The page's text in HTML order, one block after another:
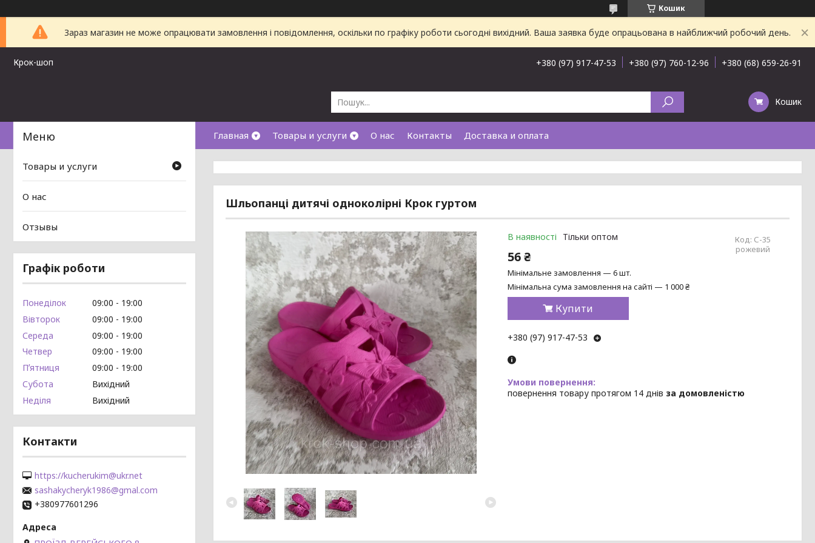
Кошик
Зараз магазин не може опрацювати замовлення і повідомлення, оскільки по графіку роботи сьогодні вихідний. Ваша заявка буде опрацьована в найближчий робочий день.
Крок-шоп +380 (97) 917-47-53 +380 (97) 760-12-96 +380 (68) 659-26-91
Кошик
Главная Товары и услуги О нас Контакты Доставка и оплата
Шльопанці дитячі одноколірні Крок гуртом
В наявності Тільки оптом Код: С-35
рожевий
56 ₴
Мінімальне замовлення — 6 шт.
Мінімальна сума замовлення на сайті — 1 000 ₴
Купити
+380 (97) 917-47-53
повернення товару протягом 14 днів за домовленістю
Товары и услуги
О нас
Отзывы
Графік роботи
Понеділок 09:00
19:00
Вівторок
09:00
19:00
Середа
09:00
19:00
Четвер
09:00
19:00
Пʼятниця
09:00
19:00
Субота
Вихідний
Неділя
Вихідний
Контакти
https://kucherukim@ukr.net
sashakycheryk1986@gmal.com
+380977601296